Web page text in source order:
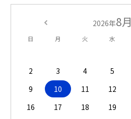
2026年8月
日 月 火 水
2
3 4 5
9
10 11 12
16
17 18 19